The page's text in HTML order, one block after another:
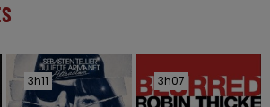
3h11
3h11 3h07
3h07